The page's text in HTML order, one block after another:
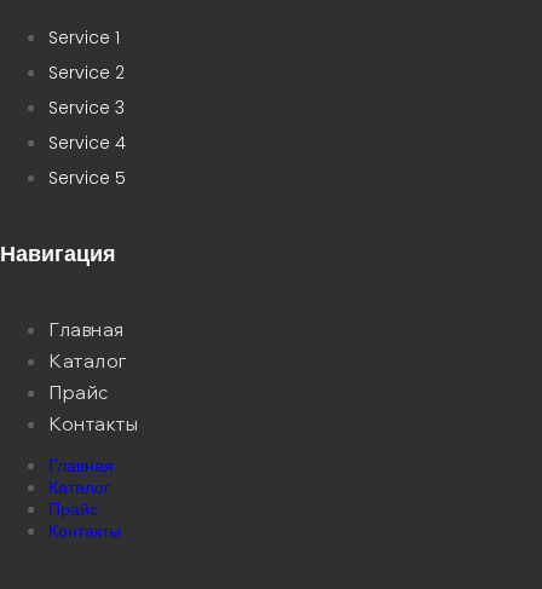
Service 1
Service 2
Service 3
Service 4
Service 5
Навигация
Главная
Каталог
Прайс
Контакты
Главная
Каталог
Прайс
Контакты